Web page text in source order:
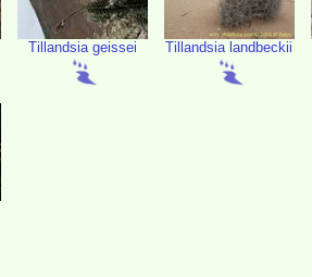
Tillandsia geissei Tillandsia landbeckii